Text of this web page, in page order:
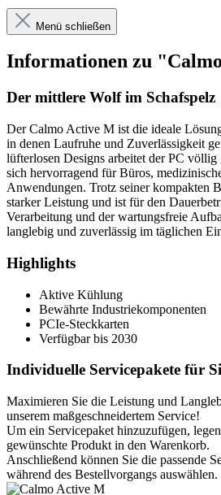
Menü schließen
Informationen zu
Der mittlere Wolf im Schafspelz
Der Calmo Active M ist die ideale
in denen Laufruhe und Zuverlässigkeit
lüfterlosen Designs arbeitet der PC völlig
sich hervorragend für Büros,
Anwendungen. Trotz seiner kompakten
starker Leistung und ist für den
Verarbeitung und der wartungsfreie
langlebig und zuverlässig im täglichen
Highlights
Aktive Kühlung
Bewährte Industriekomponenten
PCIe-Steckkarten
Verfügbar bis 2030
Individuelle Servicepakete für
Maximieren Sie die Leistung und
unserem maßgeschneidertem Service!
Um ein Servicepaket hinzuzufügen,
gewünschte Produkt in den Warenkorb.
Anschließend können Sie die passende
während des Bestellvorgangs auswählen.